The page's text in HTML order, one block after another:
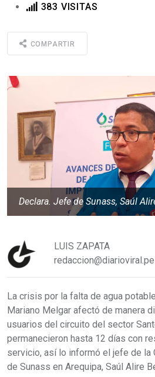
383 VISITAS
COMPARTIR
Declara. Jefe de Sunass, Saúl
LUIS ZAPATA
redaccion@diarioviral.pe
La crisis por la falta de agua
Mariano Melgar afectó de manera
usuarios del circuito del sector
permanecieron hasta 12 días con
servicio, así lo informó el jefe de la
de Sunass en Arequipa, Saúl Alire